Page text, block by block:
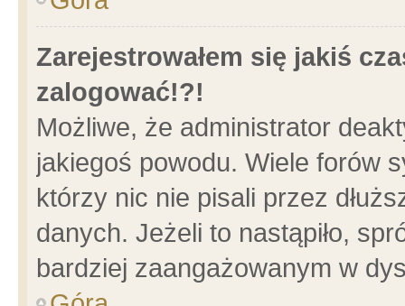
Zarejestrowałem się jakiś
zalogować!?!
Możliwe, że administrator
jakiegoś powodu. Wiele forów
którzy nic nie pisali przez
danych. Jeżeli to nastąpiło,
bardziej zaangażowanym w